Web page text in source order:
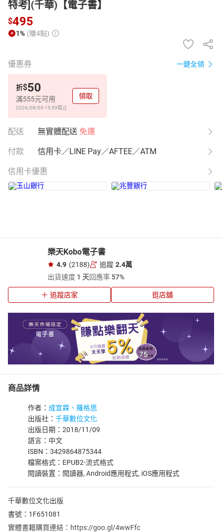
特考](千華)【電子書】
$495
1% (賺4點)
優惠券 一鍵全領
折$50
滿555元可用
2026/08/09 15:59截止
領取
配送 無實體配送 免運
付款 信用卡／LINE Pay／AFTEE／ATM
信用卡優惠
樂天Kobo電子書
4.9 (2188) 追蹤 2.4萬
出貨速度 1 天回應率57%
追蹤店家 逛店舖
商品詳情
作者： 成宜霖、羅格思
出版社： 千華數位文化
出版日期：2018/11/09
語言：中文
ISBN：3429864875344
檔案格式：EPUB2-流式格式
閱讀裝置：閱讀器, Android應用程式, iOS應用程式
千華數位文化出版
書號：1F651081
實體書籍購買連結：https://goo.gl/4wwFfc